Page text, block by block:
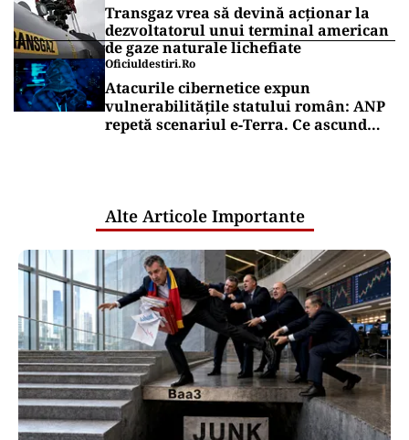
Transgaz vrea să devină acționar la
dezvoltatorul unui terminal american
de gaze naturale lichefiate
Oficiuldestiri.ro
Atacurile cibernetice expun
vulnerabilitățile statului român: ANP
repetă scenariul e‑Terra. Ce ascund
Alte Articole Importante